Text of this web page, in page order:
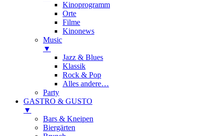
Kinoprogramm
Orte
Filme
Kinonews
Music
▼
Jazz & Blues
Klassik
Rock & Pop
Alles andere…
Party
GASTRO & GUSTO
▼
Bars & Kneipen
Biergärten